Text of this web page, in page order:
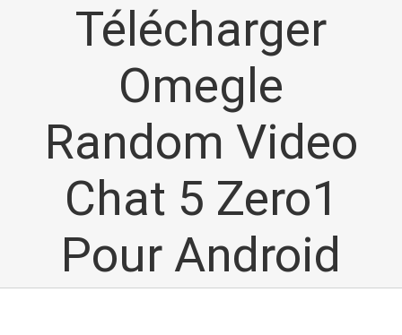
Télécharger
Omegle
Random Video
Chat 5 Zero1
Pour Android